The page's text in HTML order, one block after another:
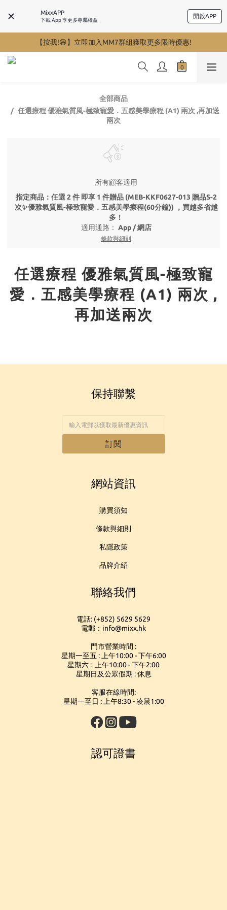
MixxAPP
下載 App 享更多專屬權益
開啟APP
【按我!😆】立即加入MM7群組獲取更多限時優惠!
全部商品
任選療程 優雅氣質風-極致寵愛．五感美學療程 (A1) 兩次 ,再加送
兩次
所有顧客適用
指定商品：任選 2 件 即享 1 件贈品 (MEB-KKF0627-013 贈品S-2
次✨優雅氣質風-極致寵愛．五感美學療程(60分鐘)) ，買越多省越
多！
適用通路： App / 網店
條款與細則
任選療程 優雅氣質風-極致寵
愛．五感美學療程 (A1) 兩次 ,
再加送兩次
保持聯繫
訂閱
網站資訊
購買須知
條款與細則
私隱政策
品牌介紹
聯絡我們
電話: (+852) 5629 5629
電郵：info@mixx.hk
門市營業時間 :
星期一至五 : 上午10:00 - 下午6:00
星期六 : 上午10:00 - 下午2:00
星期日及公眾假期 : 休息
客服在線時間:
星期一至日 : 上午8:30 - 凌晨1:00
認可證書